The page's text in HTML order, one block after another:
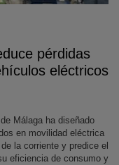
pérdidas
eléctricos
Málaga ha diseñado
en movilidad eléctrica
la corriente y predice el
eficiencia de consumo y